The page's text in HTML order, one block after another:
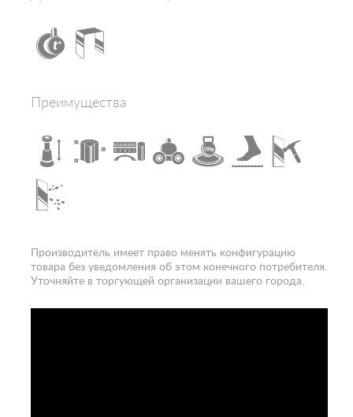
Конструкция дверей
Наличие крыши
Гарантия
1 год
Преимущества
Производитель имеет право менять конфигурацию
товара без уведомления об этом конечного потребителя.
Уточняйте в торгующей организации вашего города.